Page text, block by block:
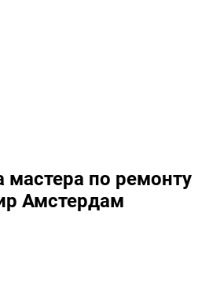
мастера по ремонту
Амстердам